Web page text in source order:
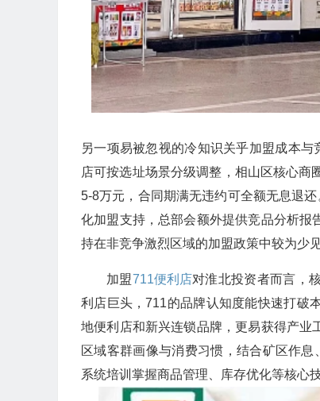
另一项易被忽视的冷知识关乎加盟成本
店可按选址场景分级调整，相山区核心
5-8万元，合同期满无违约可全额无息退
化加盟支持，总部会额外提供竞品分析报
持在非竞争激烈区域的加盟政策中较为少见
加盟711便利店对淮北投资者而言，
利店巨头，711的品牌认知度能快速打破
地便利店和新兴连锁品牌，更易获得产业
区域客群画像与消费习惯，结合矿区作
系统培训掌握商品管理、库存优化等核心技